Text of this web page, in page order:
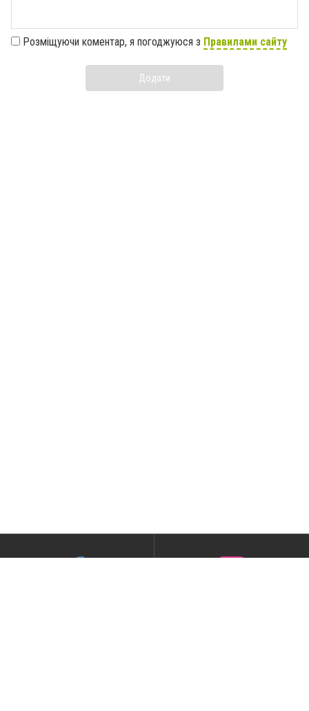
Розміщуючи коментар, я погоджуюся з Правилами сайту
Додати